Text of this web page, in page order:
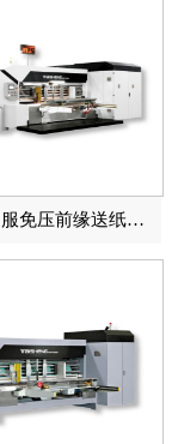
TSG-2M伺服免压前缘送纸自动水性印刷开槽模切机（全程吸附）